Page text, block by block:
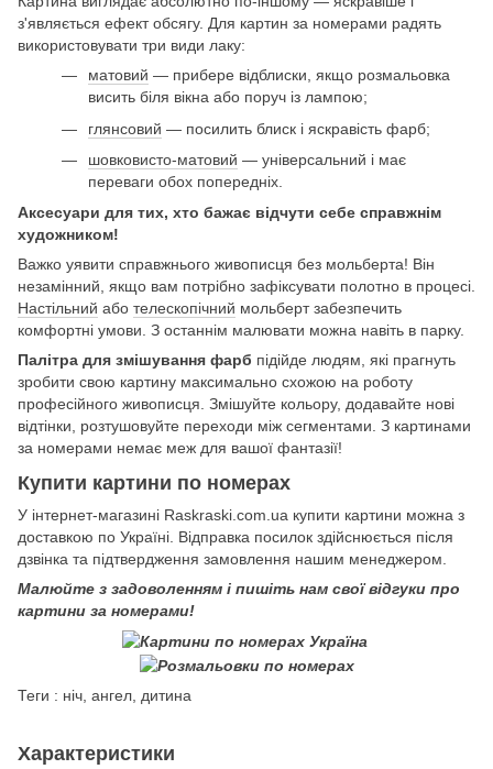
з'являється ефект обсягу. Для картин за номерами радять
використовувати три види лаку:
матовий — прибере відблиски, якщо розмальовка
висить біля вікна або поруч із лампою;
глянсовий — посилить блиск і яскравість фарб;
шовковисто-матовий — універсальний і має
переваги обох попередніх.
Аксесуари для тих, хто бажає відчути себе справжнім
художником!
Важко уявити справжнього живописця без мольберта! Він
незамінний, якщо вам потрібно зафіксувати полотно в процесі.
Настільний або телескопічний мольберт забезпечить
комфортні умови. З останнім малювати можна навіть в парку.
Палітра для змішування фарб підійде людям, які прагнуть
зробити свою картину максимально схожою на роботу
професійного живописця. Змішуйте кольору, додавайте нові
відтінки, розтушовуйте переходи між сегментами. З картинами
за номерами немає меж для вашої фантазії!
Купити картини по номерах
У інтернет-магазині Raskraski.com.ua купити картини можна з
доставкою по Україні. Відправка посилок здійснюється після
дзвінка та підтвердження замовлення нашим менеджером.
Малюйте з задоволенням і пишіть нам свої відгуки про
картини за номерами!
Теги : ніч, ангел, дитина
Характеристики